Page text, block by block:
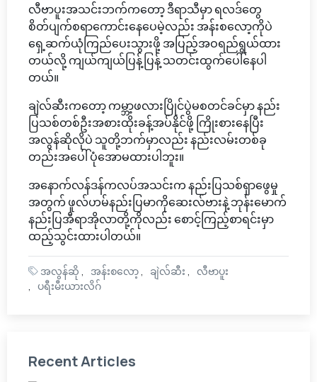
လီဗာပူးအသင်းဘက်ကတော့ ဒီရာသီမှာ ရလဒ်တွေ
စိတ်ပျက်စရာကောင်းနေပေမဲ့လည်း အန်းစလော့ကိုပဲ
ရှေ့ဆက်ယုံကြည်ပေးသွားဖို့ အပြည့်အဝရည်ရွယ်ထား
တယ်လို့ ကျယ်ကျယ်ပြန့်ပြန့် သတင်းထွက်ပေါ်နေပါ
တယ်။
ချဲလ်ဆီးကတော့ ကမ္ဘာ့ဖလားပြိုင်ပွဲမစတင်ခင်မှာ နည်း
ပြသစ်တစ်ဦးအစားထိုးခန့်အပ်နိုင်ဖို့ ကြိုးစားနေပြီး
အလွန်ဆိုလိုပဲ သူတို့ဘက်မှာလည်း နည်းလမ်းတစ်ခု
တည်းအပေါ် ပုံအောမထားပါဘူး။
အနောက်လန်ဒန်ကလပ်အသင်းက နည်းပြသစ်ရှာဖွေမှု
အတွက် ဖူလ်ဟမ်နည်းပြမာကိုဆေးလ်ဗားနဲ့ ဘုန်းမောက်
နည်းပြအီရာအိုလာတို့ကိုလည်း စောင့်ကြည့်စာရင်းမှာ
ထည့်သွင်းထားပါတယ်။
အလွန်ဆို အန်းစလော့ ချဲလ်ဆီး
လီဗာပူး
ပရီးမီးယားလိဂ်
Recent Articles